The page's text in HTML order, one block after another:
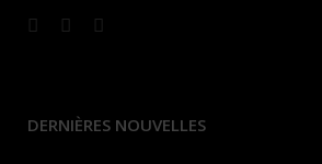
DERNIÈRES NOUVELLES